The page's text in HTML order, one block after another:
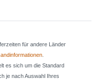
für andere Länder
es sich um die Standard
je nach Auswahl Ihres